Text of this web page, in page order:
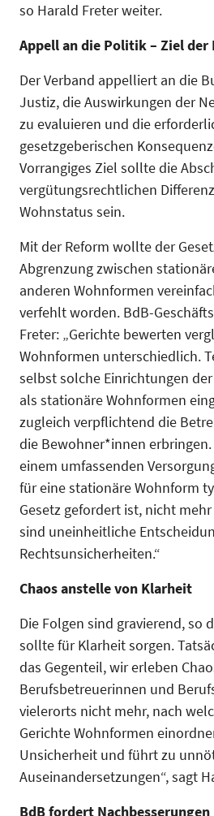
so Harald Freter weiter.
Appell an die Politik – Ziel
Der Verband appelliert an die
Justiz, die Auswirkungen der
zu evaluieren und die
gesetzgeberischen
Vorrangiges Ziel sollte die
vergütungsrechtlichen
Wohnstatus sein.
Mit der Reform wollte der
Abgrenzung zwischen
anderen Wohnformen
verfehlt worden. BdB-
Freter: „Gerichte bewerten
Wohnformen unterschiedlich.
selbst solche Einrichtungen
als stationäre Wohnformen
zugleich verpflichtend die
die Bewohner*innen
einem umfassenden
für eine stationäre Wohnform
Gesetz gefordert ist, nicht
sind uneinheitliche
Rechtsunsicherheiten.“
Chaos anstelle von Klarheit
Die Folgen sind gravierend, so
sollte für Klarheit sorgen.
das Gegenteil, wir erleben
Berufsbetreuerinnen und
vielerorts nicht mehr, nach
Gerichte Wohnformen
Unsicherheit und führt zu
Auseinandersetzungen“, sagt
BdB fordert Nachbesserungen